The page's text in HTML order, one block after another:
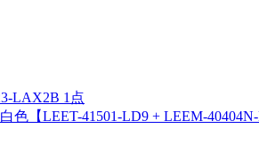
LAX2B 1点
色【LEET-41501-LD9 + LEEM-